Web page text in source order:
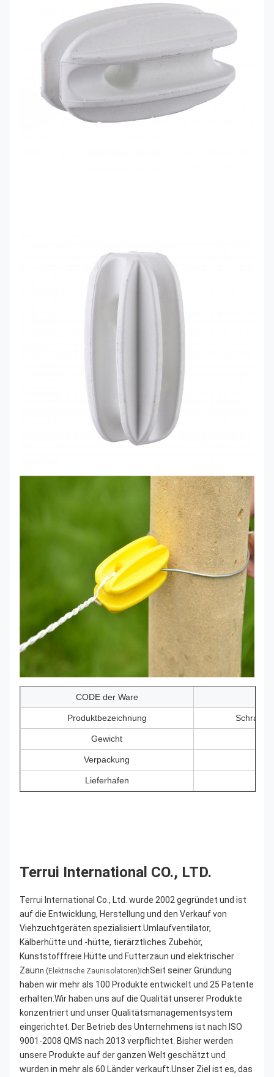
CODE der Ware
Produktbezeichnung
Gewicht
Verpackung
Lieferhafen
Terrui International CO., LTD.
Terrui International Co., Ltd. wurde 2002 gegründet und ist
auf die Entwicklung, Herstellung und den Verkauf von
Viehzuchtgeräten spezialisiert.Umlaufventilator,
Kälberhütte und -hütte, tierärztliches Zubehör,
Kunststofffreie Hütte und Futterzaun und elektrischer
Zaunn (Elektrische Zaunisolatoren)IchSeit seiner Gründung
haben wir mehr als 100 Produkte entwickelt und 25 Patente
erhalten.Wir haben uns auf die Qualität unserer Produkte
konzentriert und unser Qualitätsmanagementsystem
eingerichtet. Der Betrieb des Unternehmens ist nach ISO
9001-2008 QMS nach 2013 verpflichtet. Bisher werden
unsere Produkte auf der ganzen Welt geschätzt und
wurden in mehr als 60 Länder verkauft.Unser Ziel ist es, das